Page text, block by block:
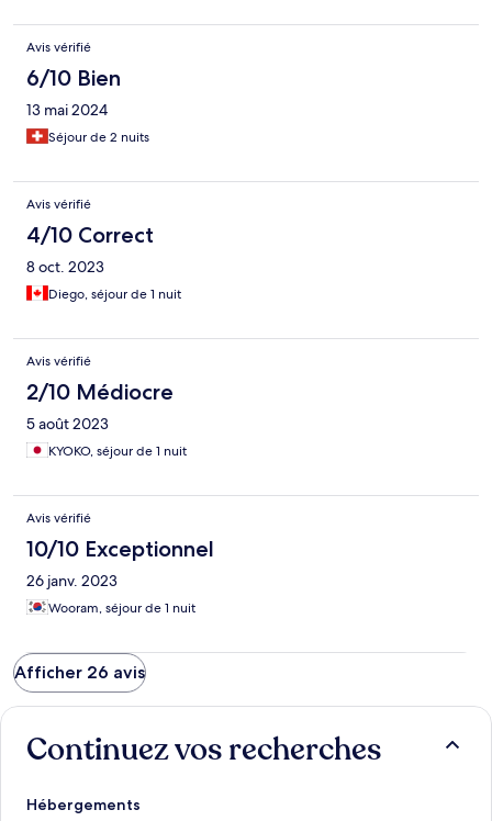
Avis vérifié
6/10 Bien
13 mai 2024
Séjour de 2 nuits
Avis vérifié
4/10 Correct
8 oct. 2023
Diego, séjour de 1 nuit
Avis vérifié
2/10 Médiocre
5 août 2023
KYOKO, séjour de 1 nuit
Avis vérifié
10/10 Exceptionnel
26 janv. 2023
Wooram, séjour de 1 nuit
Afficher 26 avis
Continuez vos recherches
Hébergements